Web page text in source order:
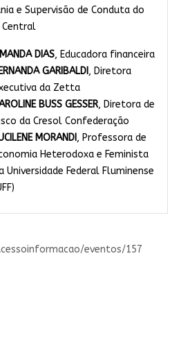
e Supervisão de Conduta do
Central
DIAS, Educadora financeira
GARIBALDI , Diretora
da Zetta
BUSS GESSER, Diretora de
da Cresol Confederação
MORANDI , Professora de
Heterodoxa e Feminista
Universidade Federal Fluminense
eventos/157